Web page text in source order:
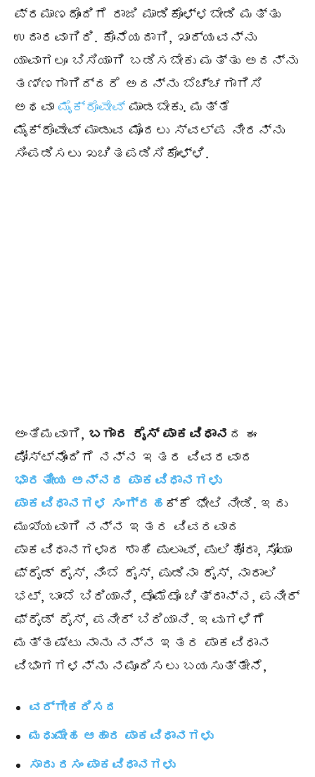
ಪ್ರಮಾಣದೊಂದಿಗೆ ರಾಜಿ ಮಾಡಿಕೊಳ್ಳಬೇಡಿ ಮತ್ತು
ಉದಾರವಾಗಿರಿ. ಕೊನೆಯದಾಗಿ, ಖಾದ್ಯವನ್ನು
ಯಾವಾಗಲೂ ಬಿಸಿಯಾಗಿ ಬಡಿಸಬೇಕು ಮತ್ತು ಅದನ್ನು
ತಣ್ಣಗಾಗಿದ್ದರೆ ಅದನ್ನು ಬೆಚ್ಚಗಾಗಿಸಿ
ಅಥವಾ ಮೈಕ್ರೊವೇವ್ ಮಾಡಬೇಕು. ಮತ್ತೆ
ಮೈಕ್ರೊವೇವ್ ಮಾಡುವ ಮೊದಲು ಸ್ವಲ್ಪ ನೀರನ್ನು
ಸಿಂಪಡಿಸಲು ಖಚಿತಪಡಿಸಿಕೊಳ್ಳಿ.
ಅಂತಿಮವಾಗಿ, ಬಗಾರ ರೈಸ್ ಪಾಕವಿಧಾನ ದ ಈ
ಪೋಸ್ಟ್‌ನೊಂದಿಗೆ ನನ್ನ ಇತರ ವಿವರವಾದ
ಭಾರತೀಯ ಅನ್ನದ ಪಾಕವಿಧಾನಗಳು
ಪಾಕವಿಧಾನಗಳ ಸಂಗ್ರಹ ಕ್ಕೆ ಭೇಟಿ ನೀಡಿ. ಇದು
ಮುಖ್ಯವಾಗಿ ನನ್ನ ಇತರ ವಿವರವಾದ
ಪಾಕವಿಧಾನಗಳಾದ ಶಾಹಿ ಪುಲಾವ್, ಪುಲಿಹೋರಾ, ಸೋಯಾ
ಫ್ರೈಡ್ ರೈಸ್, ನಿಂಬೆ ರೈಸ್, ಪುಡಿನಾ ರೈಸ್, ನಾರಾಲಿ
ಭಟ್, ಬಾಂಬೆ ಬಿರಿಯಾನಿ, ಟೊಮೆಟೊ ಚಿತ್ರಾನ್ನ, ಪನೀರ್
ಫ್ರೈಡ್ ರೈಸ್, ಪನೀರ್ ಬಿರಿಯಾನಿ. ಇವುಗಳಿಗೆ
ಮತ್ತಷ್ಟು ನಾನು ನನ್ನ ಇತರ ಪಾಕವಿಧಾನ
ವಿಭಾಗಗಳನ್ನು ನಮೂದಿಸಲು ಬಯಸುತ್ತೇನೆ,
ವರ್ಗೀಕರಿಸದ
ಮಧುಮೇಹ ಆಹಾರ ಪಾಕವಿಧಾನಗಳು
ಸಾರು ರಸಂ ಪಾಕವಿಧಾನಗಳು